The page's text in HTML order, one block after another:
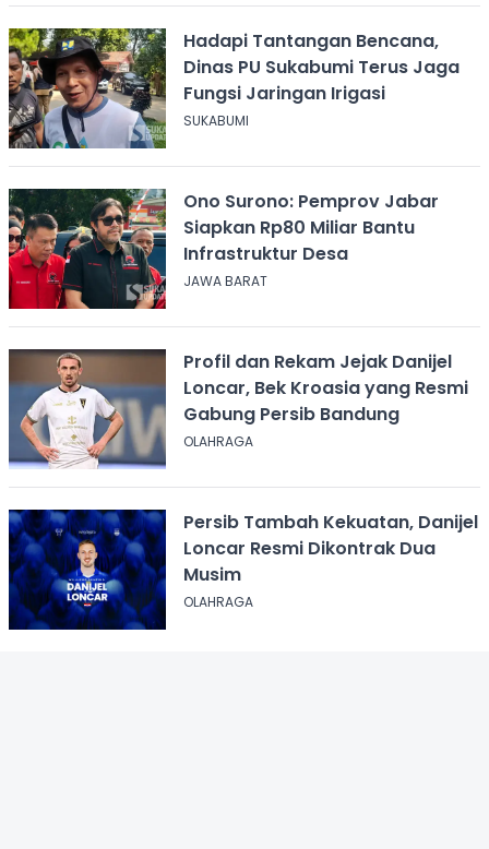
Hadapi Tantangan Bencana,
Dinas PU Sukabumi Terus Jaga
Fungsi Jaringan Irigasi
SUKABUMI
Ono Surono: Pemprov Jabar
Siapkan Rp80 Miliar Bantu
Infrastruktur Desa
JAWA BARAT
Profil dan Rekam Jejak Danijel
Loncar, Bek Kroasia yang Resmi
Gabung Persib Bandung
OLAHRAGA
Persib Tambah Kekuatan, Danijel
Loncar Resmi Dikontrak Dua
Musim
OLAHRAGA